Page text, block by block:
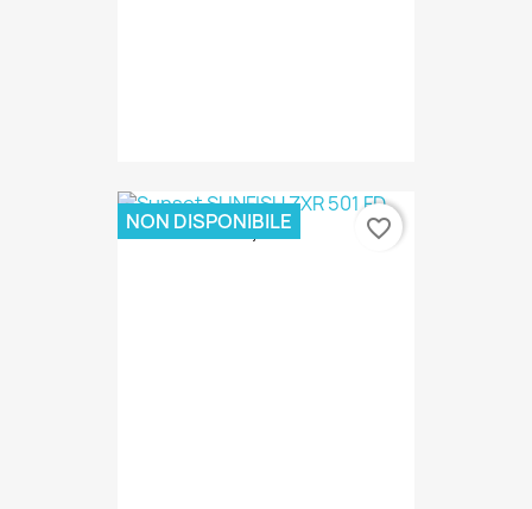
18,00 €
NON DISPONIBILE favorite_border